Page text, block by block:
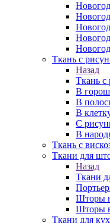
Ткань с
Назад
Ткань с
В
В
В
С
В
Ткань с
Ткани для
Назад
Ткани
Шторы
Шторы
Ткани для